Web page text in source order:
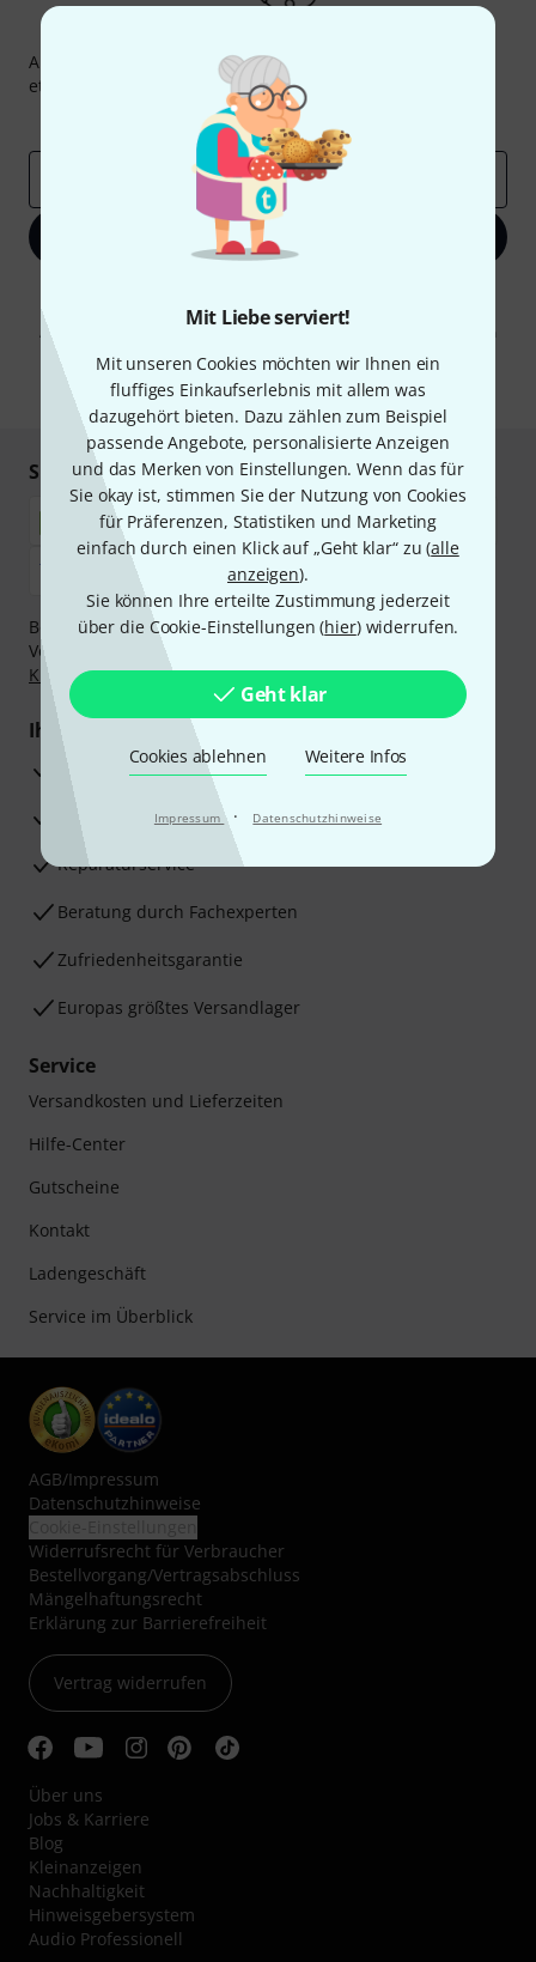
Mit Liebe serviert!
Mit unseren Cookies möchten wir Ihnen ein
fluffiges Einkaufserlebnis mit allem was
dazugehört bieten. Dazu zählen zum Beispiel
passende Angebote, personalisierte Anzeigen
und das Merken von Einstellungen. Wenn das für
Sie okay ist, stimmen Sie der Nutzung von Cookies
für Präferenzen, Statistiken und Marketing
einfach durch einen Klick auf „Geht klar“ zu (alle
anzeigen).
Sie können Ihre erteilte Zustimmung jederzeit
über die Cookie-Einstellungen (hier) widerrufen.
Geht klar
Cookies ablehnen Weitere Infos
Impressum · Datenschutzhinweise
Abonniere den Thomann Newsletter und gewinne mit
etwas Glück einen von
50 Gutscheinen
Inspirierende Beiträge
Deals
Jetzt anmelden
Werbung und einer Messung des E-Mail-Nutzungsverhaltens zu. Die
Abmeldung ist jederzeit möglich. Weitere Informationen finden Sie in
* Pflichtfeld
Sicher einkaufen & bezahlen
Bezahlen Sie vertraulich und sicher per Nachnahme,
Vorkasse, PayPal, Amazon Pay,
Klarna Ratenzahlungoder Kreditkarte.
Ihre Vorteile
3 Jahre Thomann Garantie
30 Tage Money-Back-Garantie
Reparaturservice
Beratung durch Fachexperten
Zufriedenheitsgarantie
Europas größtes Versandlager
Service
Versandkosten und Lieferzeiten
Hilfe-Center
Gutscheine
Kontakt
Ladengeschäft
Service im Überblick
AGB/Impressum
Datenschutzhinweise
Widerrufsrecht für Verbraucher
Bestellvorgang/Vertragsabschluss
Mängelhaftungsrecht
Erklärung zur Barrierefreiheit
Vertrag widerrufen
Über uns
Jobs & Karriere
Blog
Kleinanzeigen
Nachhaltigkeit
Hinweisgebersystem
Audio Professionell